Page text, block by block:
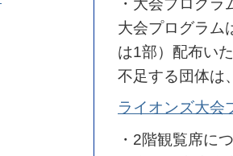
・大会プログラ
大会プログラム
は1部）配布い
不足する団体は
ライオンズ大会
・2階観覧席に